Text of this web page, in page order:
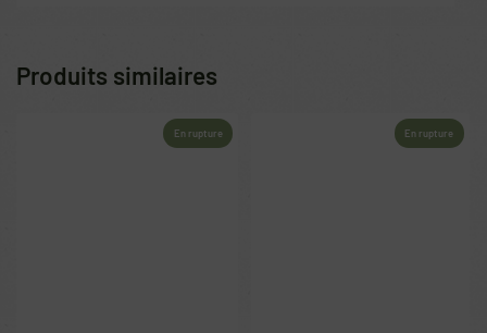
Produits similaires
En rupture En rupture